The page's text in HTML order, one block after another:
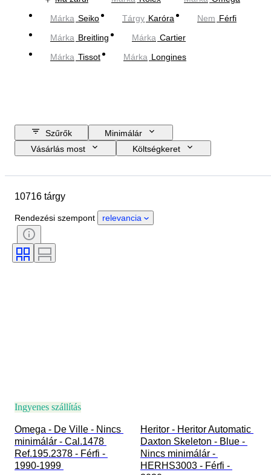
Márka Seiko Tárgy Karóra Nem Férfi
Márka Breitling Márka Cartier
Márka Tissot Márka Longines
Szűrők
Minimálár
Vásárlás most
Költségkeret
Óraszíj hossza
Anyag
Nem
Állapot
Időszak
Kötés
10716 tárgy
Rendezési szempont relevancia
Ingyenes szállítás
Omega - De Ville - Nincs
minimálár - Cal.1478
Ref.195.2378 - Férfi -
1990-1999
Heritor - Heritor Automatic
Daxton Skeleton - Blue -
Nincs minimálár -
HERHS3003 - Férfi -